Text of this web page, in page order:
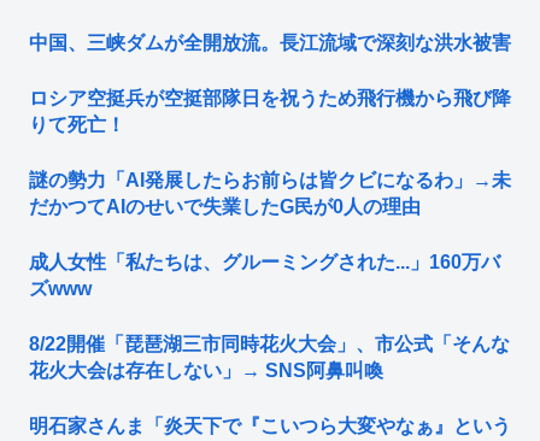
中国、三峡ダムが全開放流。長江流域で深刻な洪水被害
ロシア空挺兵が空挺部隊日を祝うため飛行機から飛び降
りて死亡！
謎の勢力「AI発展したらお前らは皆クビになるわ」→未
だかつてAIのせいで失業したG民が0人の理由
成人女性「私たちは、グルーミングされた...」160万バ
ズwww
8/22開催「琵琶湖三市同時花火大会」、市公式「そんな
花火大会は存在しない」→ SNS阿鼻叫喚
明石家さんま「炎天下で『こいつら大変やなぁ』という